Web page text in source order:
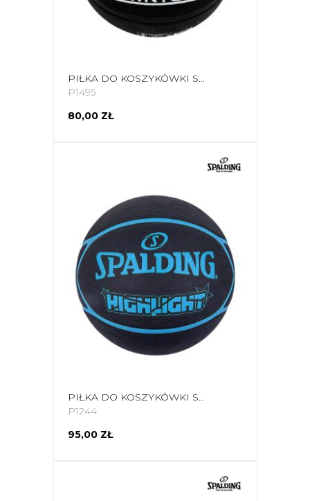
PIŁKA DO KOSZYKÓWKI SPALDING DOWNTOWN CZARNA 84634Z
P1495
80,00 ZŁ
PIŁKA DO KOSZYKÓWKI SPALDING HIGHLIGHT CZARNO-NIEBIESKA 84356Z
P1244
95,00 ZŁ